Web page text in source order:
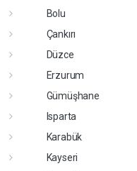
Bolu
Çankırı
Düzce
Erzurum
Gümüşhane
Isparta
Karabük
Kayseri